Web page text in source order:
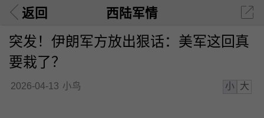
返回 西陆军情
突发！伊朗军方放出狠话：美军这回真
要栽了？
2026-04-13 小鸟 小 大